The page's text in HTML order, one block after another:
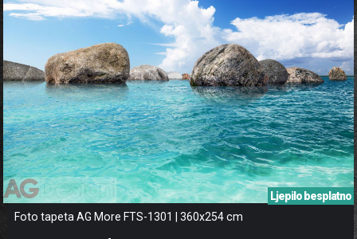
Foto tapeta AG More FTS-1301 | 360x254 cm
Ljepilo besplatno